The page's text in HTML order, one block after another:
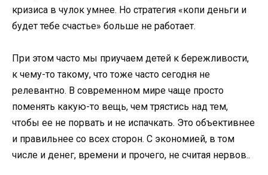
кризиса в чулок умнее. Но стратегия «копи деньги и
будет тебе счастье» больше не работает.
При этом часто мы приучаем детей к бережливости,
к чему-то такому, что тоже часто сегодня не
релевантно. В современном мире чаще просто
поменять какую-то вещь, чем трястись над тем,
чтобы ее не порвать и не испачкать. Это объективнее
и правильнее со всех сторон. С экономией, в том
числе и денег, времени и прочего, не считая нервов..